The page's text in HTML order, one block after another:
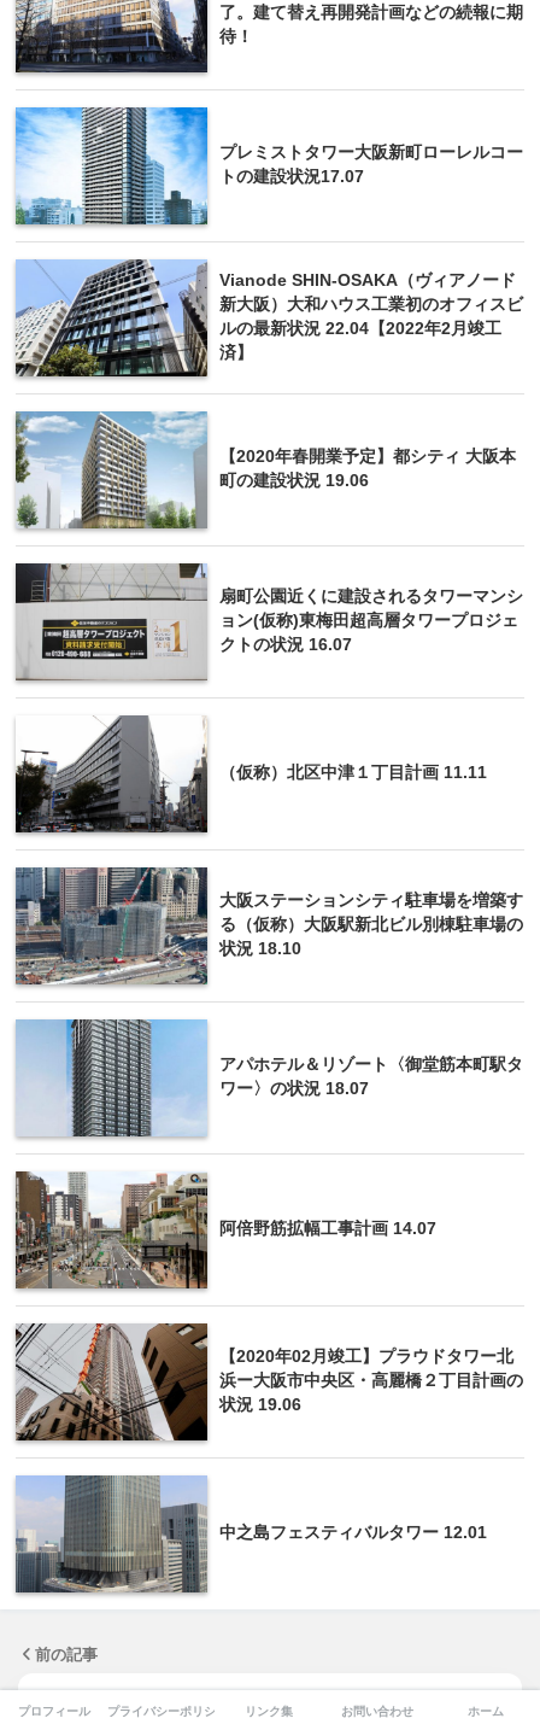
了。建て替え再開発計画などの続報に期
待！
プレミストタワー大阪新町ローレルコー
トの建設状況17.07
Vianode SHIN-OSAKA（ヴィアノード
新大阪）大和ハウス工業初のオフィスビ
ルの最新状況 22.04【2022年2月竣工
済】
【2020年春開業予定】都シティ 大阪本
町の建設状況 19.06
扇町公園近くに建設されるタワーマンシ
ョン(仮称)東梅田超高層タワープロジェ
クトの状況 16.07
（仮称）北区中津１丁目計画 11.11
大阪ステーションシティ駐車場を増築す
る（仮称）大阪駅新北ビル別棟駐車場の
状況 18.10
アパホテル＆リゾート〈御堂筋本町駅タ
ワー〉の状況 18.07
阿倍野筋拡幅工事計画 14.07
【2020年02月竣工】プラウドタワー北
浜ー大阪市中央区・高麗橋２丁目計画の
状況 19.06
中之島フェスティバルタワー 12.01
前の記事
プロフィール プライバシーポリシー リンク集 お問い合わせ ホーム